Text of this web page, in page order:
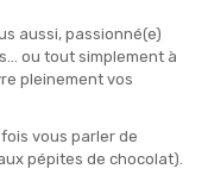
79,95 €